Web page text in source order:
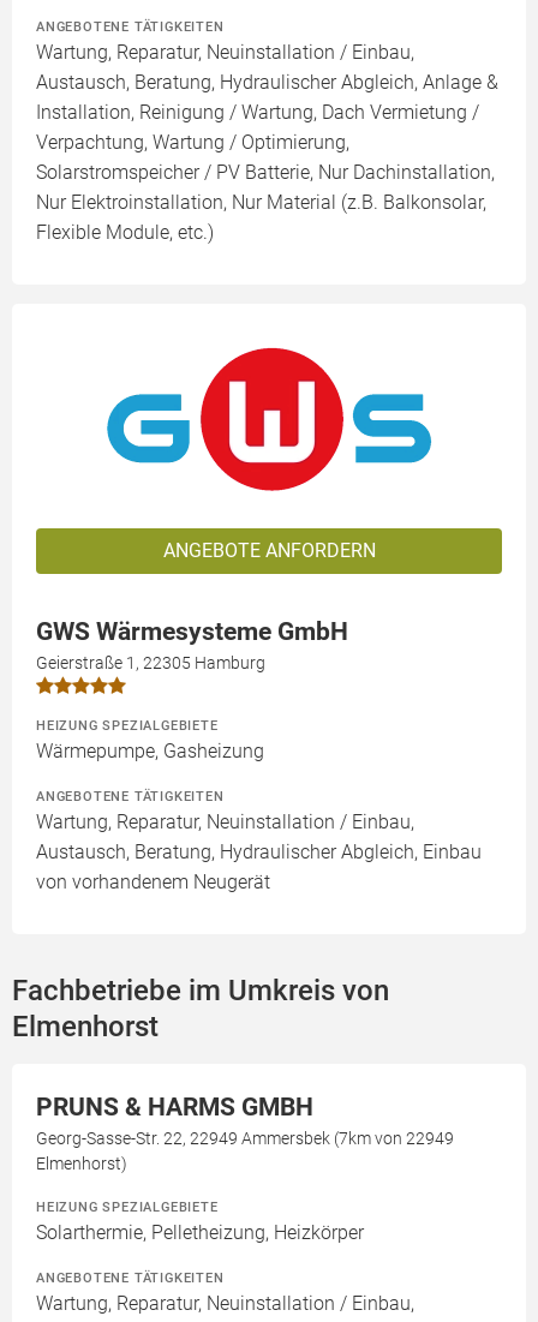
ANGEBOTENE TÄTIGKEITEN
Wartung, Reparatur, Neuinstallation / Einbau,
Austausch, Beratung, Hydraulischer Abgleich, Anlage &
Installation, Reinigung / Wartung, Dach Vermietung /
Verpachtung, Wartung / Optimierung,
Solarstromspeicher / PV Batterie, Nur Dachinstallation,
Nur Elektroinstallation, Nur Material (z.B. Balkonsolar,
Flexible Module, etc.)
ANGEBOTE ANFORDERN
GWS Wärmesysteme GmbH
Geierstraße 1, 22305 Hamburg
HEIZUNG SPEZIALGEBIETE
Wärmepumpe, Gasheizung
ANGEBOTENE TÄTIGKEITEN
Wartung, Reparatur, Neuinstallation / Einbau,
Austausch, Beratung, Hydraulischer Abgleich, Einbau
von vorhandenem Neugerät
Fachbetriebe im Umkreis von
Elmenhorst
PRUNS & HARMS GMBH
Georg-Sasse-Str. 22, 22949 Ammersbek (7km von 22949
Elmenhorst)
HEIZUNG SPEZIALGEBIETE
Solarthermie, Pelletheizung, Heizkörper
ANGEBOTENE TÄTIGKEITEN
Wartung, Reparatur, Neuinstallation / Einbau,